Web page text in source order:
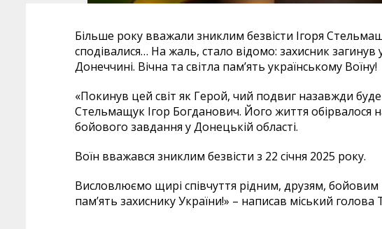
Більше року вважали зниклим безвісти Ігоря
сподівалися… На жаль, стало відомо: захисник загинув
Донеччині. Вічна та світла пам’ять українському Воїну!
«Покинув цей світ як Герой, чий подвиг назавжди
Стельмащук Ігор Богданович. Його життя обірвалося
бойового завдання у Донецькій області.
Воїн вважався зниклим безвісти з 22 січня 2025 року.
Висловлюємо щирі співчуття рідним, друзям, бойовим
пам’ять захиснику України!» – написав міський